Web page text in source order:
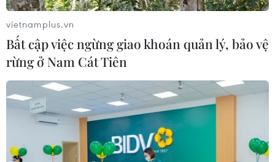
(hơn 61% tổng số ca nhiễm).
vietnamplus.vn
Bất cập việc ngừng giao khoán quản lý, bảo vệ
rừng ở Nam Cát Tiên